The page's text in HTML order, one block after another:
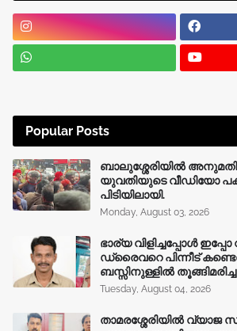
Popular Posts
ബാലുശ്ശേരിയിൽ
യുവതിയുടെ വീഡിയോ
പിടിയിലായി.
Monday, August 03, 2026
ഭാര്യ വിളിച്ചപ്പോള്‍
ഡ്രൈവറെ പിന്നീട്
ബസ്സിനുള്ളില്‍
Tuesday, August 04, 2026
താമരശ്ശേരിയിൽ വ്യാജ